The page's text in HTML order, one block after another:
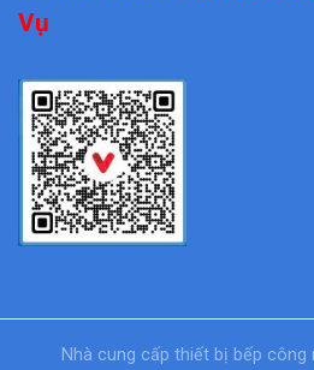
Vụ
Nhà cung cấp thiết bị bếp công